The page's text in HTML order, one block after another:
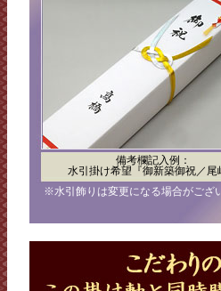
備考欄記入例：
水引掛け希望『御新築御祝／尾
※水引飾りは変更になる場合がござ